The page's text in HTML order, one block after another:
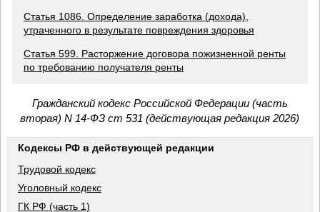
Статья 1086. Определение заработка (дохода),
утраченного в результате повреждения здоровья
Статья 599. Расторжение договора пожизненной ренты
по требованию получателя ренты
Гражданский кодекс Российской Федерации (часть
вторая) N 14-ФЗ ст 531 (действующая редакция 2026)
Кодексы РФ в действующей редакции
Трудовой кодекс
Уголовный кодекс
ГК РФ (часть 1)